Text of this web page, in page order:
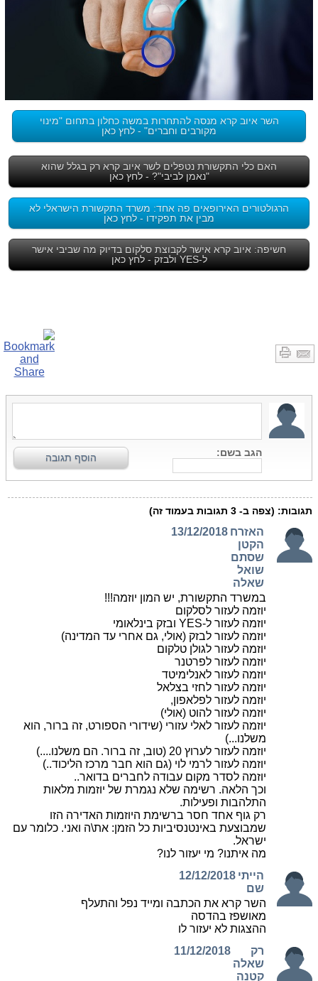
השר איוב קרא מנסה להתחרות במשה כחלון בתחום "מינוי
מקורבים וחברים" - לחץ כאן
האם כלי התקשורת נטפלים לשר איוב קרא רק בגלל שהוא
"נאמן לביבי"? - לחץ כאן
הרגולטורים האירופאים פה אחד: משרד התקשורת הישראלי לא
מבין את תפקידו - לחץ כאן
חשיפה: איוב קרא אישר לקבוצת סלקום בדיוק מה שביבי אישר
ל-YES ולבזק - לחץ כאן